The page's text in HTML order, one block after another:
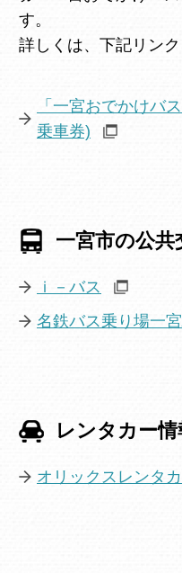
す。
詳しくは、下記リンク
「一宮おでかけバ
乗車券)
一宮市の公共
ｉ－バス
名鉄バス乗り場一
レンタカー情
オリックスレンタ